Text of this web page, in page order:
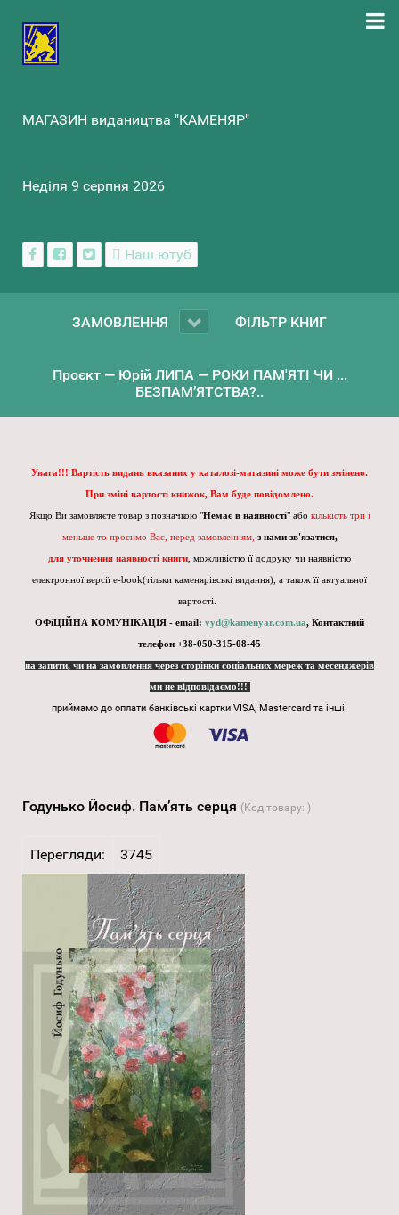
МАГАЗИН видаництва "КАМЕНЯР"
Неділя 9 серпня 2026
Наш ютуб
ЗАМОВЛЕННЯ ФІЛЬТР КНИГ
Проєкт — Юрій ЛИПА — РОКИ ПАМ'ЯТІ ЧИ ...
БЕЗПАМ’ЯТСТВА?..
Увага!!! Вартість видань вказаних у каталозі-магазині може бути змінено.
При зміні вартості книжок, Вам буде повідомлено.
Якщо Ви замовляєте товар з позначкою "Немає в наявності" або кількість три і
меньше то просимо Вас, перед замовленням, з нами зв'язатися,
для уточнення наявності книги , можливістю її додруку чи наявністю
електронної версії e-book(тільки каменярівські видання), а також її актуальної
вартості.
ОФіЦІЙНА КОМУНІКАЦІЯ - email: vyd@kamenyar.com.ua, Контактний
телефон +38-050-315-08-45
на запити, чи на замовлення через сторінки соціальних мереж та месенджерів
ми не відповідаємо!!!
приймамо до оплати банківські картки VISA, Mastercard та інші.
Годунько Йосиф. Пам’ять серця (Код товару: )
Перегляди: 3745